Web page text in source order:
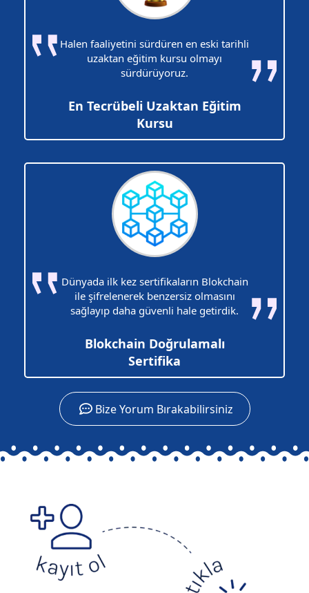
Halen faaliyetini sürdüren en eski tarihli
uzaktan eğitim kursu olmayı
sürdürüyoruz.
En Tecrübeli Uzaktan Eğitim
Kursu
Dünyada ilk kez sertifikaların Blokchain
ile şifrelenerek benzersiz olmasını
sağlayıp daha güvenli hale getirdik.
Blokchain Doğrulamalı
Sertifika
Bize Yorum Bırakabilirsiniz